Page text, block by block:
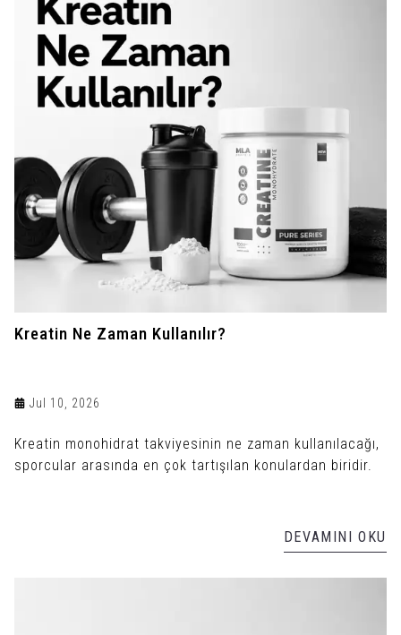
Kreatin Ne Zaman Kullanılır?
Jul 10, 2026
Kreatin monohidrat takviyesinin ne zaman kullanılacağı,
sporcular arasında en çok tartışılan konulardan biridir.
DEVAMINI OKU